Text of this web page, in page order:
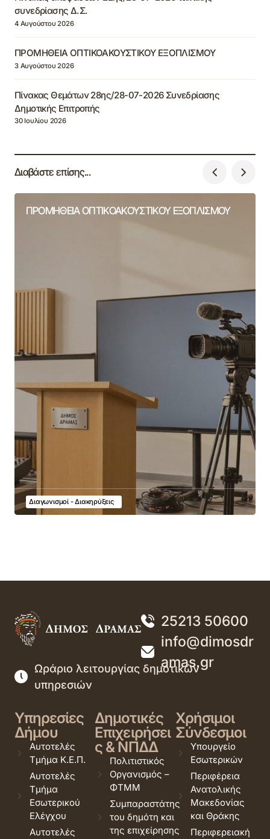
συνεδρίασης Δ.Σ.
4 Αυγούστου 2026
ΠΡΟΜΗΘΕΙΑ ΟΠΤΙΚΟΑΚΟΥΣΤΙΚΟΥ ΕΞΟΠΛΙΣΜΟΥ
3 Αυγούστου 2026
Πίνακας Θεμάτων 28ης/28-07-2026 Συνεδρίασης
Δημοτικής Επιτροπής
30 Ιουλίου 2026
Διαβάστε επίσης...
ΠΡΟΜΗΘΕΙΑ ΟΠΤΙΚΟΑΚΟΥΣΤΙΚΟΥ ΕΞΟΠΛΙΣΜΟΥ
Διαγωνισμοί - Διακηρύξεις
25213 50600
info@dimosdr
amas.gr
Ωράριο λειτουργίας δημοτικών
υπηρεσιών
Υπηρεσίες
Δήμου
Αυτοτελές
Τμήμα Κ.Ε.Π.
Αυτοτελές
Τμήμα
Εσωτερικού
Ελέγχου
Αυτοτελές
Δημοτικές
Επιχειρήσει
ς & ΝΠΔΔ
Πολιτιστικός
Οργανισμός –
ΦΤΜΜ
Συμπαραστάτης
του δημότη και
της επιχείρησης
Χρήσιμοι
Σύνδεσμοι
Υπουργείο
Εσωτερικών
Περιφέρεια
Ανατολικής
Μακεδονίας
και Θράκης
Περιφερειακή